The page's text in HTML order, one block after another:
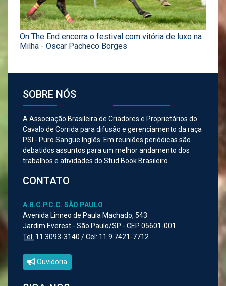
On The End encerra o festival com vitória de luxo na
Milha - Oscar Pacheco Borges
SOBRE NÓS
A Associação Brasileira de Criadores e Proprietários do
Cavalo de Corrida para difusão e gerenciamento da raça
PSI - Puro Sangue Inglês. Em reuniões periódicas são
debatidos assuntos para um melhor andamento dos
trabalhos e atividades do Stud Book Brasileiro.
CONTATO
A.B.C.P.C.C. SÃO PAULO
Avenida Linneo de Paula Machado, 543
Jardim Everest - São Paulo/SP - CEP 05601-001
Tel: 11 3093-3140 /Cel: 11 9.7421-7712
Ouvidoria